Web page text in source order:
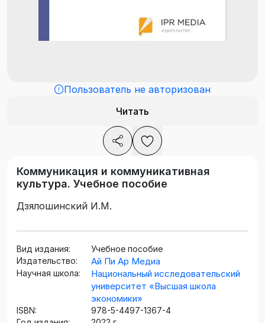
Пользователь не авторизован
Читать
Коммуникация и коммуникативная
культура. Учебное пособие
Дзялошинский И.М.
Вид издания:
Учебное пособие
Издательство:
Ай Пи Ар Медиа
Научная школа:
Национальный исследовательский
университет «Высшая школа
экономики»
ISBN:
978-5-4497-1367-4